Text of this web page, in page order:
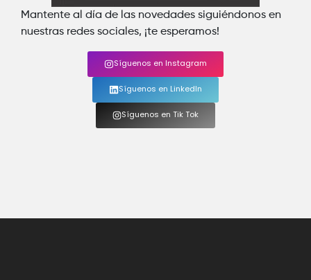
Mantente al día de las novedades siguiéndonos en
nuestras redes sociales, ¡te esperamos!
Síguenos en Instagram
Síguenos en LinkedIn
Síguenos en Tik Tok